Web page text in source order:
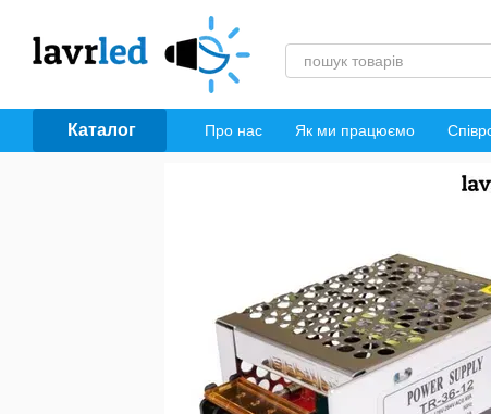
Перейти до основного контенту
Каталог Про нас Як ми працюємо